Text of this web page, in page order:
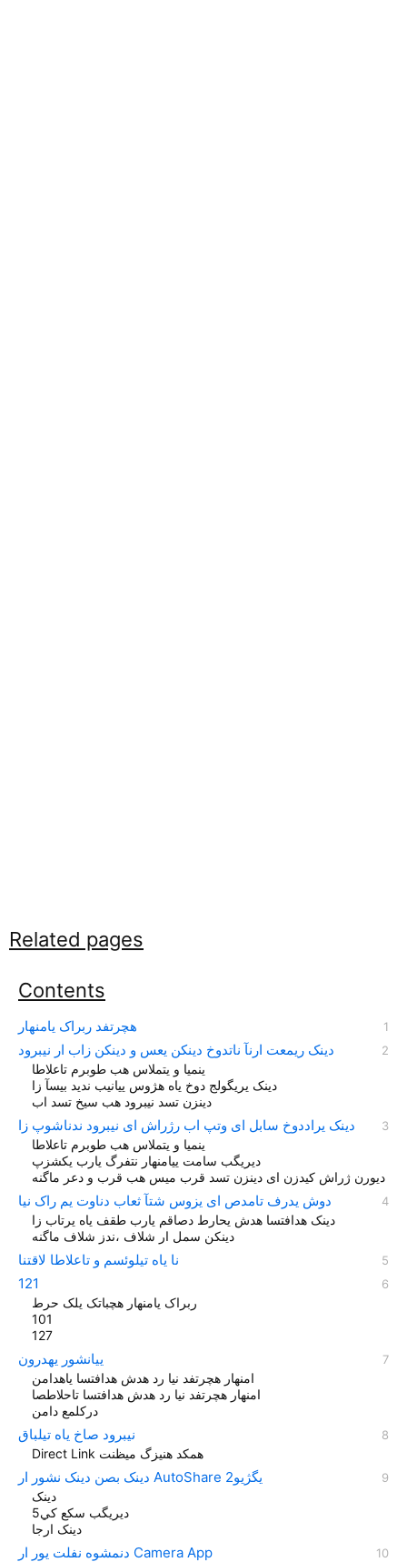
Related pages
Contents
هچرتفد ربراک یامنهار
دینک ریمعت ارنآ ناتدوخ دینکن یعس و دینکن زاب ار نیبرود
ینمیا و یتملاس هب طوبرم تاعلاطا
دینک یریگولج دوخ یاه هژوس ییانیب ندید بیسآ زا
دینزن تسد نیبرود هب سیخ تسد اب
دینک یراددوخ سابل ای وتپ اب رژراش ای نیبرود ندناشوپ زا
ديريگب سامت یيامنهار نتفرگ یارب یکشزپ
دیورن ژراش کیدزن ای دینزن تسد قرب میس هب قرب و دعر ماگنه
دوش یدرف تامدص ای یزوس شتآ ثعاب دناوت یم راک نیا
دینک هدافتسا هدش یحارط دصاقم یارب طقف یاه یرتاب زا
دینکن سمل ار شلاف ،ندز شلاف ماگنه
نا یاه تيلوئسم و تاعلاطا لاقتنا
121
ربراک یامنهار هچباتک یلک حرط
101
127
ییانشور یهدرون
امنهار هچرتفد نیا رد هدش هدافتسا یاهدامن
امنهار هچرتفد نیا رد هدش هدافتسا تاحلاطصا
درکلمع دامن
نیبرود صاخ یاه تیلباق
Direct Link همکد هنیزگ میظنت
دينک بصن دينک نشور ار AutoShare یگژيو2
دینک
ديريگب سکع کي5
دينک ارجا
دنمشوه نفلت یور ار Camera App